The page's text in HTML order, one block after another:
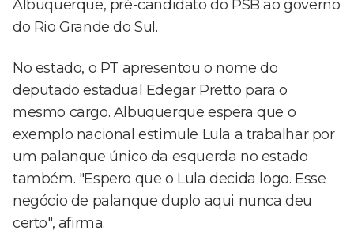
Albuquerque, pré-candidato do PSB ao governo
do Rio Grande do Sul.
No estado, o PT apresentou o nome do
deputado estadual Edegar Pretto para o
mesmo cargo. Albuquerque espera que o
exemplo nacional estimule Lula a trabalhar por
um palanque único da esquerda no estado
também. "Espero que o Lula decida logo. Esse
negócio de palanque duplo aqui nunca deu
certo", afirma.